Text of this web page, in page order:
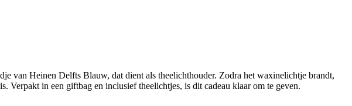
van Heinen Delfts Blauw, dat dient als theelichthouder. Zodra het waxinelichtje brandt,
Verpakt in een giftbag en inclusief theelichtjes, is dit cadeau klaar om te geven.